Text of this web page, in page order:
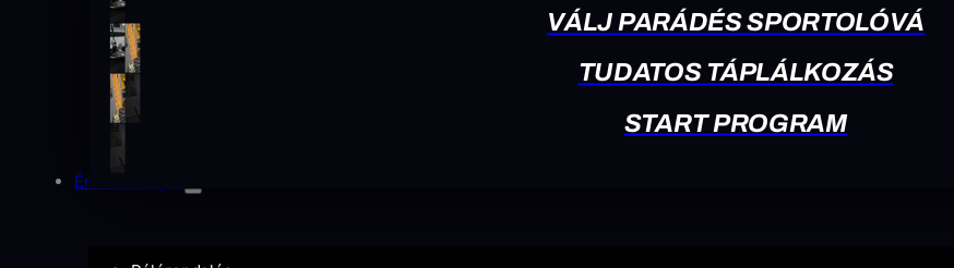
VÁLJ PARÁDÉS SPORTOLÓVÁ
TUDATOS TÁPLÁLKOZÁS
START PROGRAM
Érdekességek